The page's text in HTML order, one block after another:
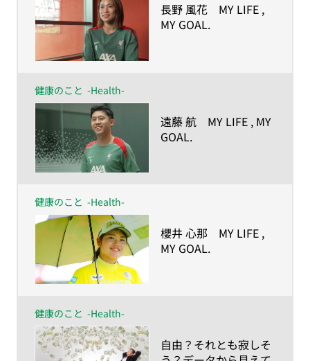
​長野 風花 MY LIFE ,
MY GOAL.
健康のこと -Health-
​遠藤 航 MY LIFE , MY
GOAL.
健康のこと -Health-
​櫻井 心那 MY LIFE ,
MY GOAL.
健康のこと -Health-
​自由？それとも寂しそ